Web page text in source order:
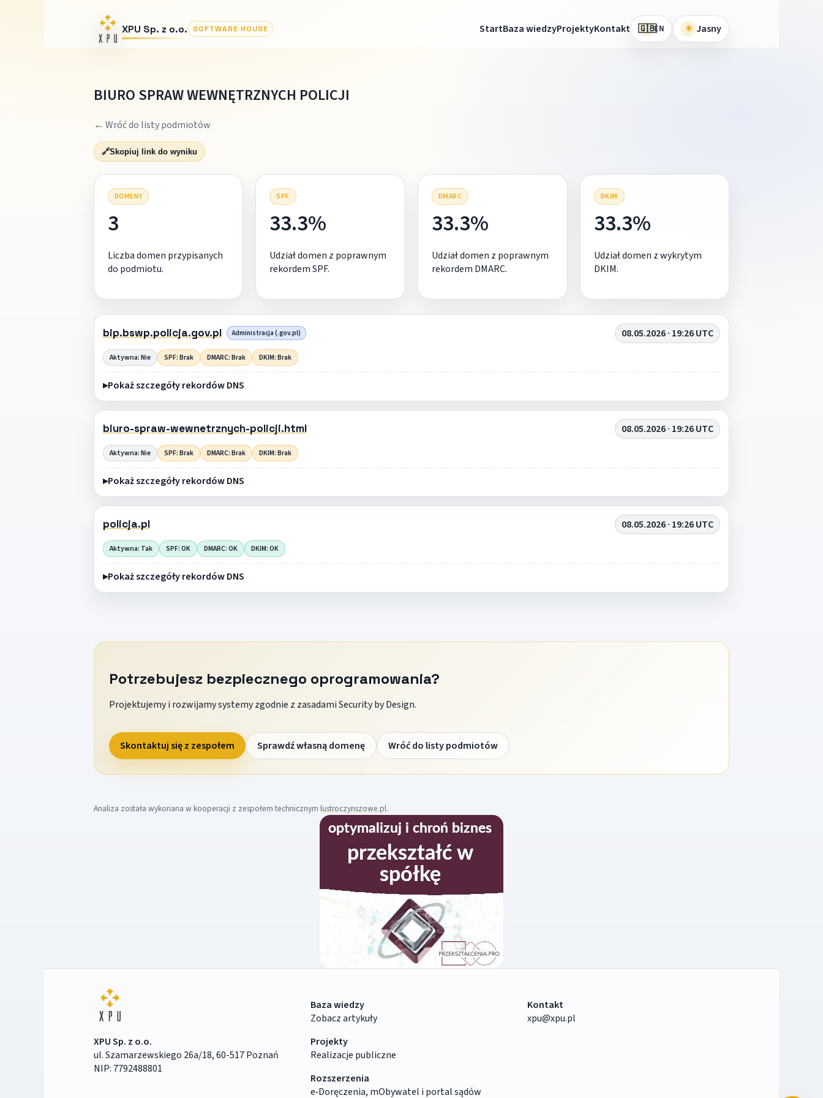
XPU Sp. z o.o. SOFTWARE HOUSE StartBaza wiedzyProjektyKontakt 🇬🇧EN ☀ Jasny
BIURO SPRAW WEWNĘTRZNYCH POLICJI
← Wróć do listy podmiotów
🔗Skopiuj link do wyniku
DOMENY
3
Liczba domen przypisanych
do podmiotu.
SPF
33.3%
Udział domen z poprawnym
rekordem SPF.
DMARC
33.3%
Udział domen z poprawnym
rekordem DMARC.
DKIM
33.3%
Udział domen z wykrytym
DKIM.
bip.bswp.policja.gov.pl Administracja (.gov.pl) 08.05.2026 · 19:26 UTC
Aktywna: Nie SPF: Brak DMARC: Brak DKIM: Brak
Pokaż szczegóły rekordów DNS
biuro-spraw-wewnetrznych-policji.html 08.05.2026 · 19:26 UTC
Aktywna: Nie SPF: Brak DMARC: Brak DKIM: Brak
Pokaż szczegóły rekordów DNS
policja.pl 08.05.2026 · 19:26 UTC
Aktywna: Tak SPF: OK DMARC: OK DKIM: OK
Pokaż szczegóły rekordów DNS
Potrzebujesz bezpiecznego oprogramowania?
Projektujemy i rozwijamy systemy zgodnie z zasadami Security by Design.
Skontaktuj się z zespołem Sprawdź własną domenę Wróć do listy podmiotów
Analiza została wykonana w kooperacji z zespołem technicznym lustroczynszowe.pl.
XPU Sp. z o.o.
ul. Szamarzewskiego 26a/18, 60-517 Poznań
NIP: 7792488801
Baza wiedzy
Zobacz artykuły
Projekty
Realizacje publiczne
Rozszerzenia
e‑Doręczenia, mObywatel i portal sądów
Kontakt
xpu@xpu.pl